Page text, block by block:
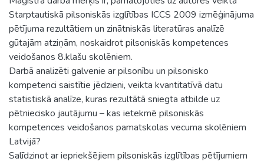
Starptautiskā pilsoniskās izglītības ICCS 2009 izmēģinājuma
pētījuma rezultātiem un zinātniskās literatūras analīzē
gūtajām atziņām, noskaidrot pilsoniskās kompetences
veidošanos 8.klašu skolēniem.
Darbā analizēti galvenie ar pilsonību un pilsonisko
kompetenci saistītie jēdzieni, veikta kvantitatīvā datu
statistiskā analīze, kuras rezultātā sniegta atbilde uz
pētniecisko jautājumu – kas ietekmē pilsoniskās
kompetences veidošanos pamatskolas vecuma skolēniem
Latvijā?
Salīdzinot ar iepriekšējiem pilsoniskās izglītības pētījumiem